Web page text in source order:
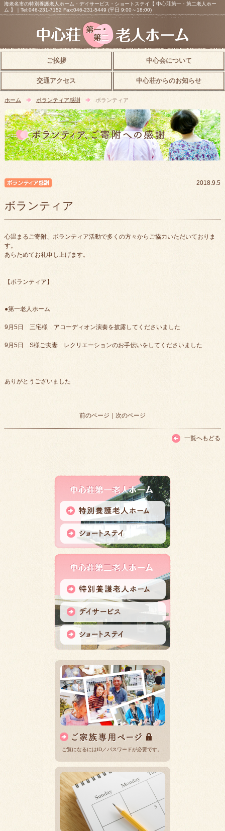
海老名市の特別養護老人ホーム・デイサービス・ショートステイ【 中心荘第一・第二老人ホー
ム 】｜Tel:046-231-7152 Fax:046-231-5449 (平日 9:00～18:00)
ご挨拶 中心会について
交通アクセス 中心荘からのお知らせ
ホーム ボランティア感謝 ボランティア
2018.9.5
ボランティア
心温まるご寄附、ボランティア活動で多くの方々からご協力いただいておりま
す。
あらためてお礼申し上げます。
【ボランティア】
●第一老人ホーム
9月5日 三宅様 アコーディオン演奏を披露してくださいました
9月5日 S様ご夫妻 レクリエーションのお手伝いをしてくださいました
ありがとうございました
前のページ ｜ 次のページ
一覧へもどる
ご覧になるにはID／パスワードが必要です。